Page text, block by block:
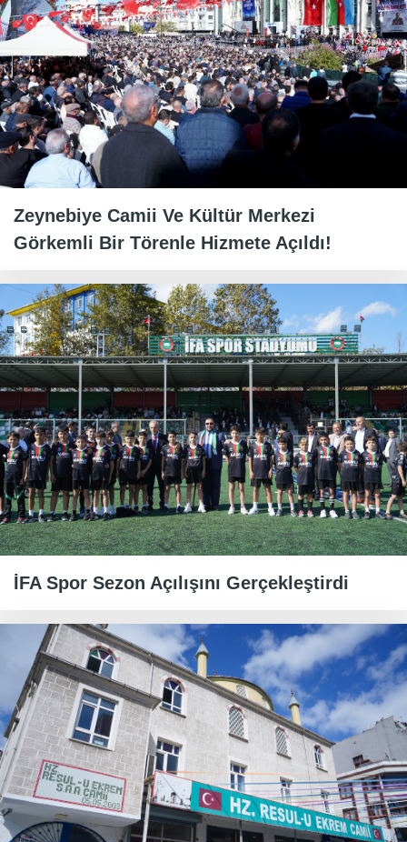
Zeynebiye Camii Ve Kültür Merkezi
Görkemli Bir Törenle Hizmete Açıldı!
İFA Spor Sezon Açılışını Gerçekleştirdi